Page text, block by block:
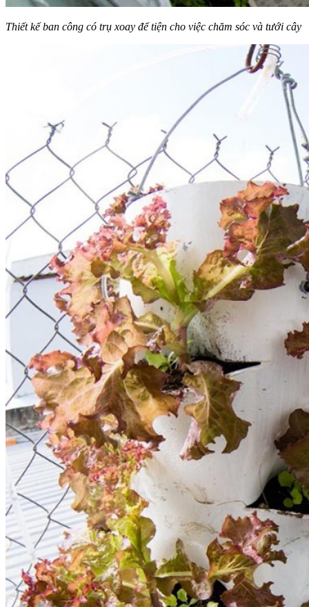
Thiết kế ban công có trụ xoay để tiện cho việc chăm sóc và tưới cây